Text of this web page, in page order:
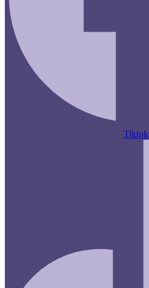
Tiktok